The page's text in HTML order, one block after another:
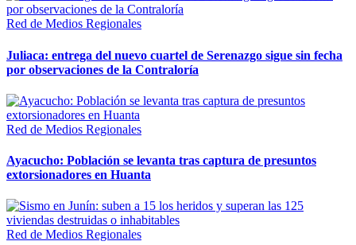
Red de Medios Regionales
Juliaca: entrega del nuevo cuartel de Serenazgo sigue sin fecha
por observaciones de la Contraloría
Red de Medios Regionales
Ayacucho: Población se levanta tras captura de presuntos
extorsionadores en Huanta
Red de Medios Regionales